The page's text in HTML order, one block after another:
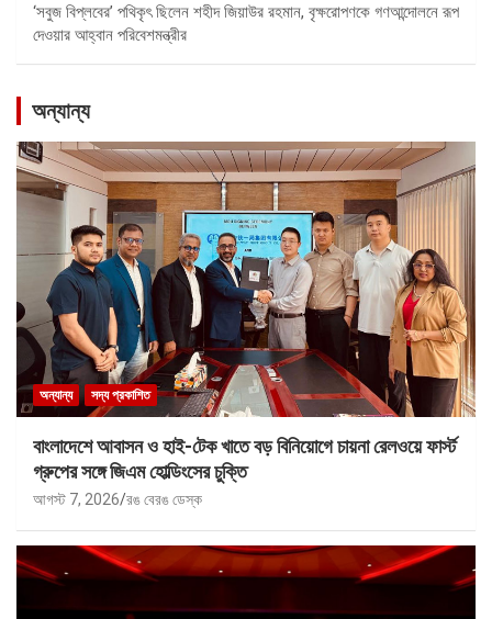
‘সবুজ বিপ্লবের’ পথিকৃৎ ছিলেন শহীদ জিয়াউর রহমান, বৃক্ষরোপণকে গণআন্দোলনে রূপ
দেওয়ার আহ্বান পরিবেশমন্ত্রীর
অন্যান্য
অন্যান্য সদ্য প্রকাশিত
বাংলাদেশে আবাসন ও হাই-টেক খাতে বড় বিনিয়োগে চায়না রেলওয়ে ফার্স্ট
গ্রুপের সঙ্গে জিএম হোল্ডিংসের চুক্তি
আগস্ট 7, 2026 রঙ বেরঙ ডেস্ক